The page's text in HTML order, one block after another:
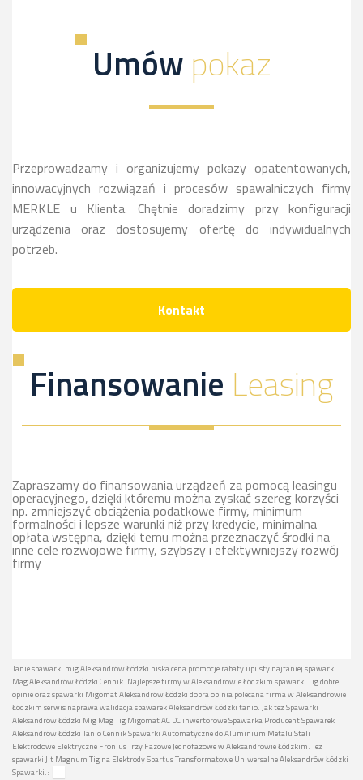
więcej
sie
więcej
dowiesz
sie
Umówpokaz
Przeprowadzamy i organizujemy pokazy opatentowanych,
innowacyjnych rozwiązań i procesów spawalniczych firmy
MERKLE u Klienta. Chętnie doradzimy przy konfiguracji
urządzenia oraz dostosujemy ofertę do indywidualnych
potrzeb.
Kontakt
Finansowanie Leasing
Zapraszamy do finansowania urządzeń za pomocą leasingu
operacyjnego, dzięki któremu można zyskać szereg korzyści
np. zmniejszyć obciążenia podatkowe firmy, minimum
formalności i lepsze warunki niż przy kredycie, minimalna
opłata wstępna, dzięki temu można przeznaczyć środki na
inne cele rozwojowe firmy, szybszy i efektywniejszy rozwój
firmy
Tanie spawarki mig Aleksandrów Łódzki niska cena promocje rabaty upusty najtaniej spawarki
Mag Aleksandrów Łódzki Cennik. Najlepsze firmy w Aleksandrowie Łódzkim spawarki Tig dobre
opinie oraz spawarki Migomat Aleksandrów Łódzki dobra opinia polecana firma w Aleksandrowie
Łódzkim serwis naprawa walidacja spawarek Aleksandrów Łódzki tanio. Jak też Spawarki
Aleksandrów Łódzki Mig Mag Tig Migomat AC DC inwertorowe Spawarka Producent Spawarek
Aleksandrów Łódzki Tanio Cennik Spawarki Automatyczne do Aluminium Metalu Stali
Elektrodowe Elektryczne Fronius Trzy Fazowe Jednofazowe w Aleksandrowie Łódzkim. Też
spawarki Jlt Magnum Tig na Elektrody Spartus Transformatowe Uniwersalne Aleksandrów Łódzki
Spawarki.: